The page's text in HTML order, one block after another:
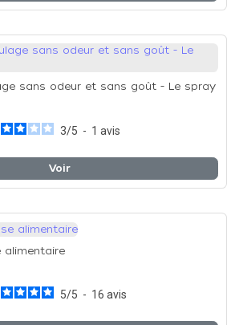
sans odeur et sans goût - Le spray
3/5 - 1 avis
Voir
alimentaire
5/5 - 16 avis